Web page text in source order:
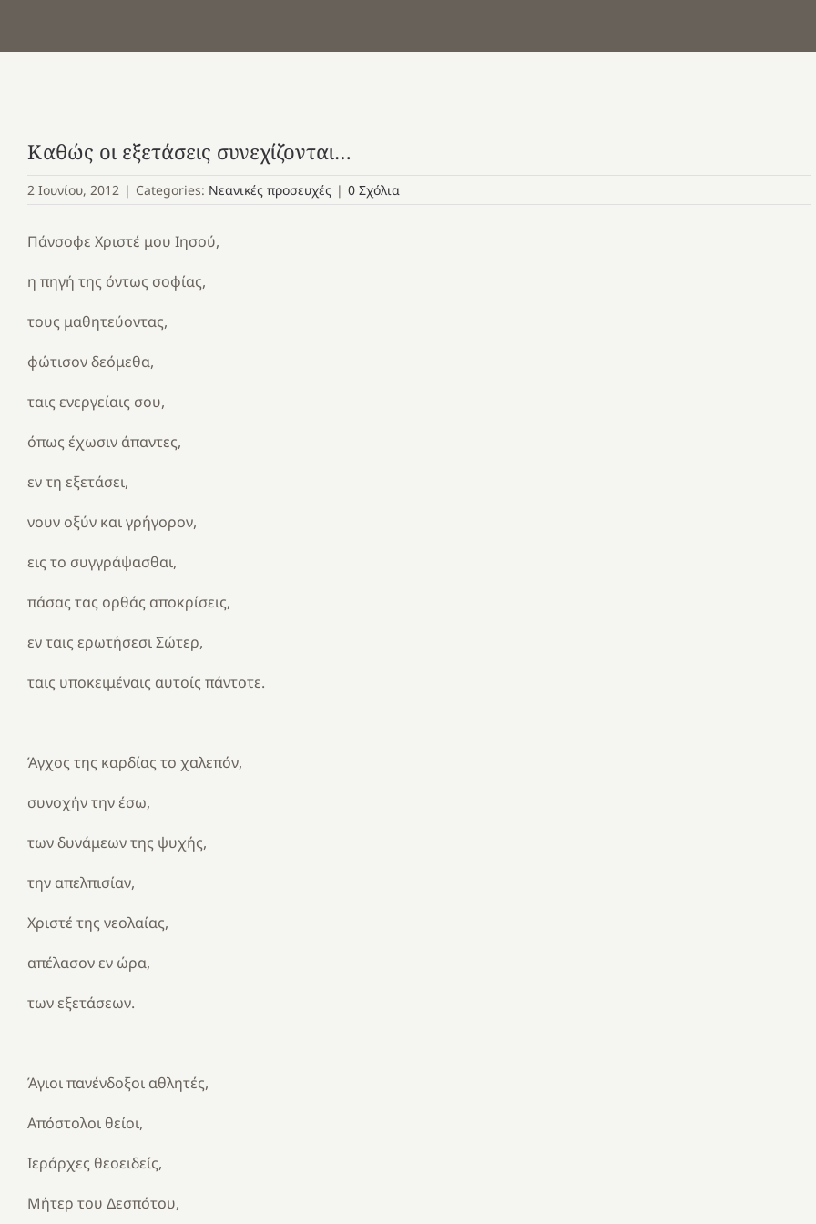
Καθώς οι εξετάσεις συνεχίζονται…
2 Ιουνίου, 2012 | Categories: Νεανικές προσευχές | 0 Σχόλια
Πάνσοφε Χριστέ μου Ιησού,
η πηγή της όντως σοφίας,
τους μαθητεύοντας,
φώτισον δεόμεθα,
ταις ενεργείαις σου,
όπως έχωσιν άπαντες,
εν τη εξετάσει,
νουν οξύν και γρήγορον,
εις το συγγράψασθαι,
πάσας τας ορθάς αποκρίσεις,
εν ταις ερωτήσεσι Σώτερ,
ταις υποκειμέναις αυτοίς πάντοτε.
Άγχος της καρδίας το χαλεπόν,
συνοχήν την έσω,
των δυνάμεων της ψυχής,
την απελπισίαν,
Χριστέ της νεολαίας,
απέλασον εν ώρα,
των εξετάσεων.
Άγιοι πανένδοξοι αθλητές,
Απόστολοι θείοι,
Ιεράρχες θεοειδείς,
Μήτερ του Δεσπότου,